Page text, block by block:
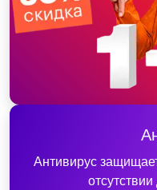
Антивирус